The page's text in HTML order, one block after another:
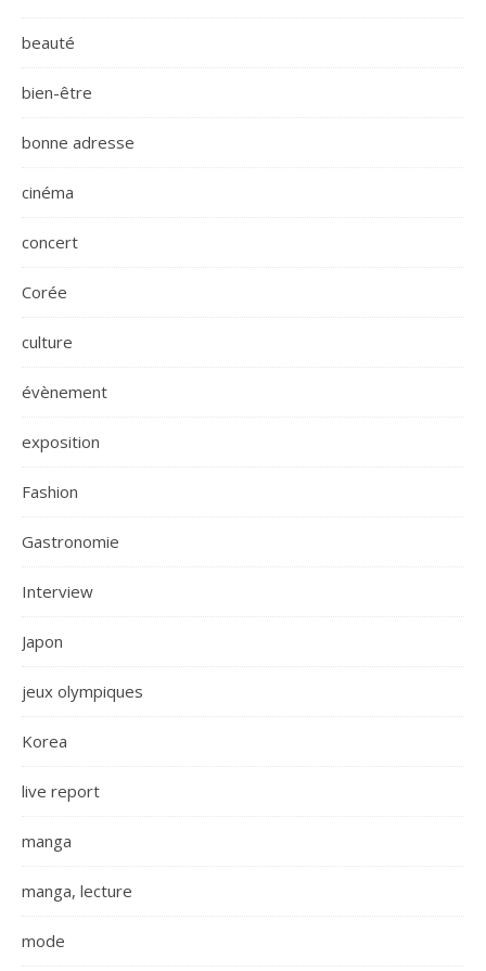
beauté
bien-être
bonne adresse
cinéma
concert
Corée
culture
évènement
exposition
Fashion
Gastronomie
Interview
Japon
jeux olympiques
Korea
live report
manga
manga, lecture
mode